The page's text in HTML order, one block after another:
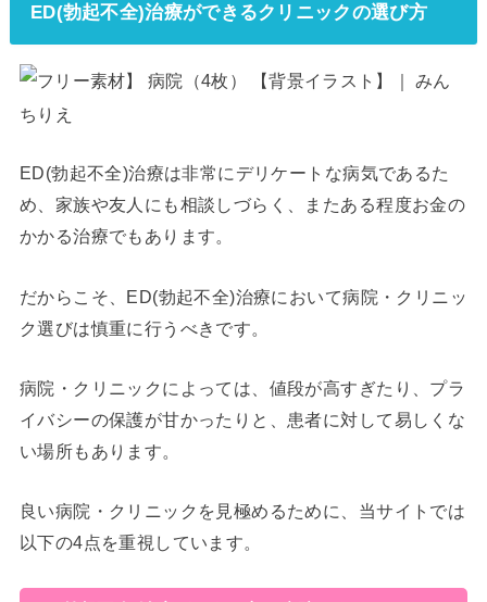
ED(勃起不全)治療ができるクリニックの選び方
ED(勃起不全)治療は非常にデリケートな病気であるた
め、家族や友人にも相談しづらく、またある程度お金の
かかる治療でもあります。
だからこそ、ED(勃起不全)治療において病院・クリニッ
ク選びは慎重に行うべきです。
病院・クリニックによっては、値段が高すぎたり、プラ
イバシーの保護が甘かったりと、患者に対して易しくな
い場所もあります。
良い病院・クリニックを見極めるために、当サイトでは
以下の4点を重視しています。